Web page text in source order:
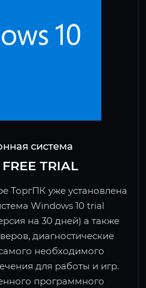
система
TRIAL
ТоргПК уже установлена
Windows 10 trial
на 30 дней) а также
диагностические
необходимого
для работы и игр.
программного